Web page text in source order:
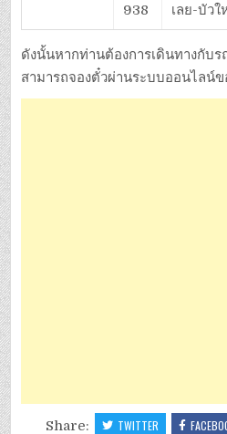
938 เลย-บัว
ดังนั้นหากท่านต้องการเดินทางกับ
สามารถจองตั๋วผ่านระบบออนไลน์ข
Share: TWITTER